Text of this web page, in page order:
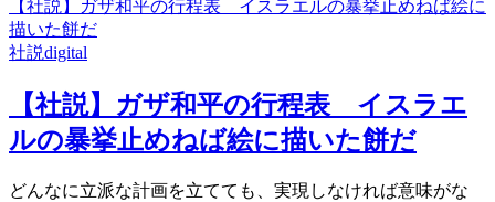
【社説】ガザ和平の行程表 イスラエルの暴挙止めねば絵に
描いた餅だ
社説digital
【社説】ガザ和平の行程表 イスラエ
ルの暴挙止めねば絵に描いた餅だ
どんなに立派な計画を立てても、実現しなければ意味がな